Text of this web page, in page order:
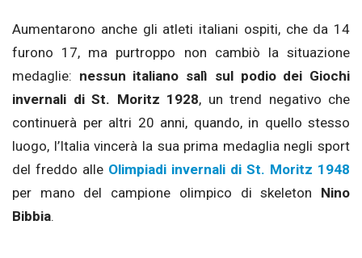
Aumentarono anche gli atleti italiani ospiti, che da 14
furono 17, ma purtroppo non cambiò la situazione
medaglie: nessun italiano salì sul podio dei Giochi
invernali di St. Moritz 1928, un trend negativo che
continuerà per altri 20 anni, quando, in quello stesso
luogo, l’Italia vincerà la sua prima medaglia negli sport
del freddo alle Olimpiadi invernali di St. Moritz 1948
per mano del campione olimpico di skeleton Nino
Bibbia.